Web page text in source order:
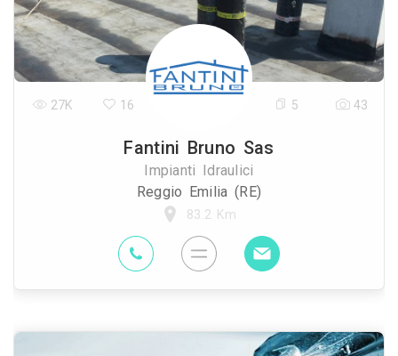
Fantini Bruno Sas
Impianti Idraulici
Reggio Emilia (RE)
83.2 Km
27K 16 5 43